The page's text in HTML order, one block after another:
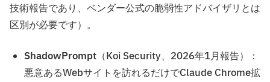
技術報告であり、ベンダー公式の脆弱性アドバイザリとは
区別が必要です）。
ShadowPrompt （Koi Security、2026年1月報告）：
悪意あるWebサイトを訪れるだけでClaude Chrome拡